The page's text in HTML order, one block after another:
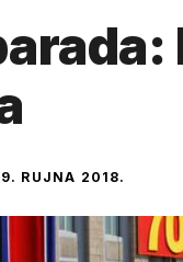
RUJNA 2018.